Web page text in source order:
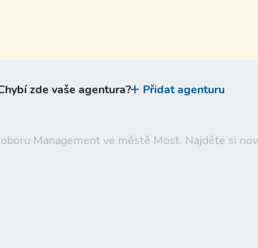
Management ve městě Most. Najděte si
zde vaše agentura? Přidat agenturu